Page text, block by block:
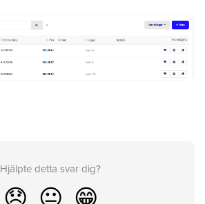
Hjälpte detta svar dig?
😞 😐 😁